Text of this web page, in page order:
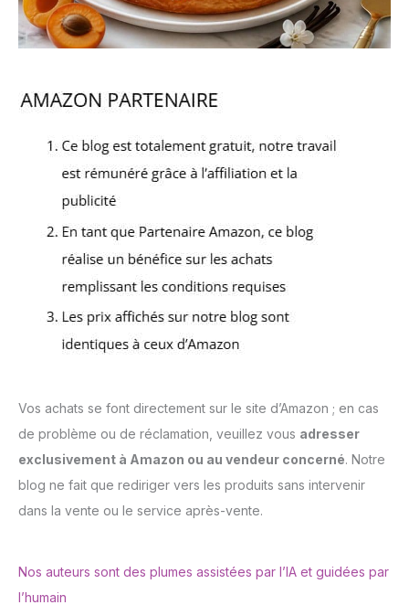
Vos achats se font directement sur le site d’Amazon ; en cas
de problème ou de réclamation, veuillez vous adresser
exclusivement à Amazon ou au vendeur concerné. Notre
blog ne fait que rediriger vers les produits sans intervenir
dans la vente ou le service après-vente.
Nos auteurs sont des plumes assistées par l’IA et guidées par
l’humain